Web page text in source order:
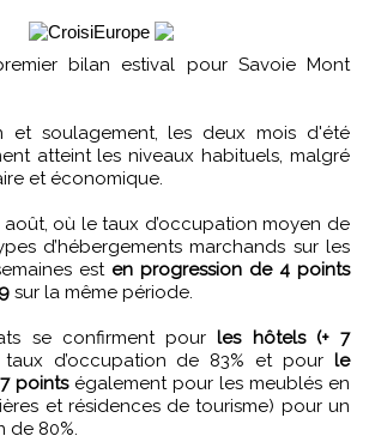
et soulagement, les deux mois d'été
atteint les niveaux habituels, malgré
et économique.
où le taux d’occupation moyen de
d’hébergements marchands sur les
est en progression de 4 points
sur la même période.
se confirment pourles hôtels (+ 7
d’occupation de 83% et pour le
pointségalement pour les meublés en
et résidences de tourisme) pour un
de 80%.